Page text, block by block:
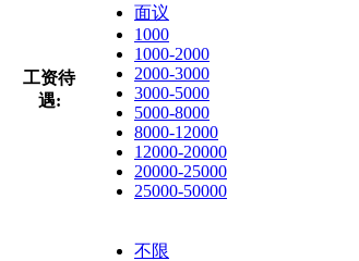
工资待
遇:
面议
1000
1000-2000
2000-3000
3000-5000
5000-8000
8000-12000
12000-20000
20000-25000
25000-50000
不限